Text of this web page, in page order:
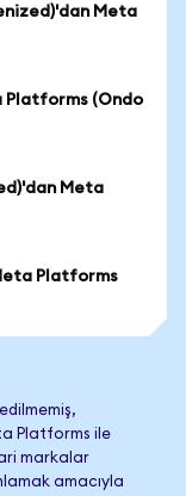
Meta
Platforms (Ondo
Meta
Platforms
Platforms ile
markalar
amacıyla